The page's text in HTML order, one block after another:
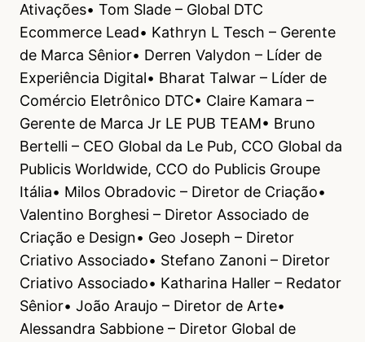
Ativações• Tom Slade – Global DTC
Ecommerce Lead• Kathryn L Tesch – Gerente
de Marca Sênior• Derren Valydon – Líder de
Experiência Digital• Bharat Talwar – Líder de
Comércio Eletrônico DTC• Claire Kamara –
Gerente de Marca Jr LE PUB TEAM• Bruno
Bertelli – CEO Global da Le Pub, CCO Global da
Publicis Worldwide, CCO do Publicis Groupe
Itália• Milos Obradovic – Diretor de Criação•
Valentino Borghesi – Diretor Associado de
Criação e Design• Geo Joseph – Diretor
Criativo Associado• Stefano Zanoni – Diretor
Criativo Associado• Katharina Haller – Redator
Sênior• João Araujo – Diretor de Arte•
Alessandra Sabbione – Diretor Global de